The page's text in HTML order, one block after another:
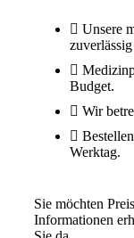
Unsere
Budget.
Wir
Werktag.
Sie möchten
Informationen